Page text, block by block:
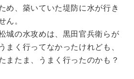
め、築いていた堤防に水が行き
ん。
城の水攻めは、黒田官兵衛らが
まく行ってなかったけれども、
またま、うまく行ったのかも？